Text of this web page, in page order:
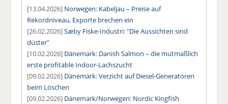
[13.04.2026] Norwegen: Kabeljau – Preise auf
Rekordniveau, Exporte brechen ein
[26.02.2026]Sæby Fiske-Industri: "Die Aussichten sind
düster"
[10.02.2026] Dänemark: Danish Salmon – die mutmaßlich
erste profitable Indoor-Lachszucht
[09.02.2026] Dänemark: Verzicht auf Diesel-Generatoren
beim Löschen
[09.02.2026] Dänemark/Norwegen: Nordic Kingfish